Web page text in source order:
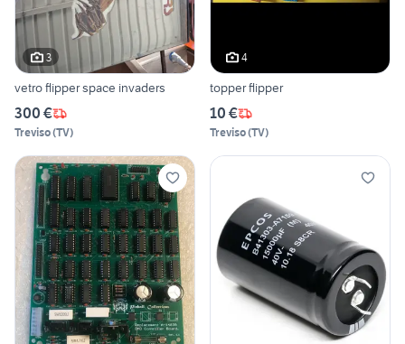
3
vetro flipper space invaders
300 €
Treviso(TV)
4
topper flipper
10 €
Treviso(TV)